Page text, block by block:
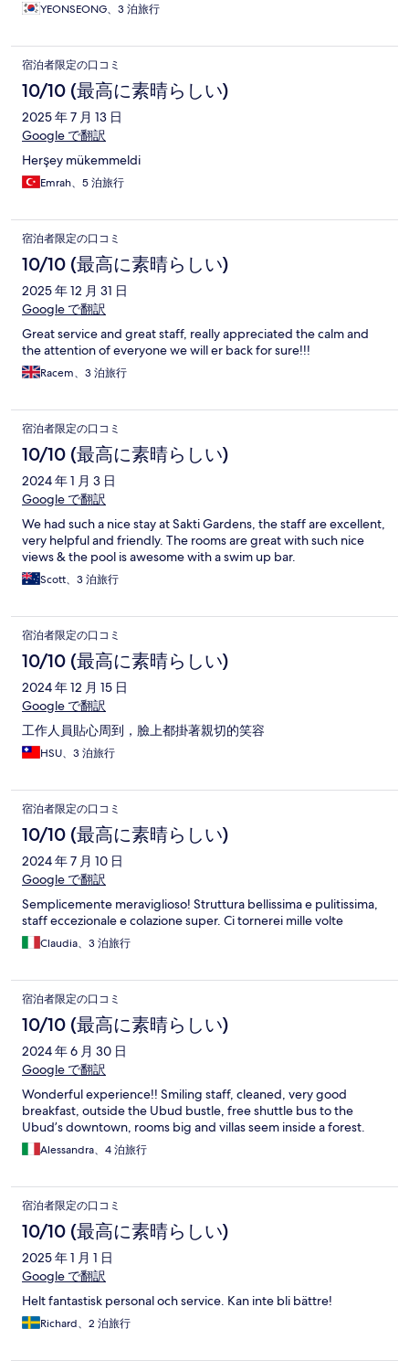
YEONSEONG、3 泊旅行
宿泊者限定の口コミ
10/10 (最高に素晴らしい)
2025 年 7 月 13 日
Google で翻訳
Herşey mükemmeldi
Emrah、5 泊旅行
宿泊者限定の口コミ
10/10 (最高に素晴らしい)
2025 年 12 月 31 日
Google で翻訳
Great service and great staff, really appreciated the calm and
the attention of everyone we will er back for sure!!!
Racem、3 泊旅行
宿泊者限定の口コミ
10/10 (最高に素晴らしい)
2024 年 1 月 3 日
Google で翻訳
We had such a nice stay at Sakti Gardens, the staff are excellent,
very helpful and friendly. The rooms are great with such nice
views & the pool is awesome with a swim up bar.
Scott、3 泊旅行
宿泊者限定の口コミ
10/10 (最高に素晴らしい)
2024 年 12 月 15 日
Google で翻訳
工作人員貼心周到，臉上都掛著親切的笑容
HSU、3 泊旅行
宿泊者限定の口コミ
10/10 (最高に素晴らしい)
2024 年 7 月 10 日
Google で翻訳
Semplicemente meraviglioso! Struttura bellissima e pulitissima,
staff eccezionale e colazione super. Ci tornerei mille volte
Claudia、3 泊旅行
宿泊者限定の口コミ
10/10 (最高に素晴らしい)
2024 年 6 月 30 日
Google で翻訳
Wonderful experience!! Smiling staff, cleaned, very good
breakfast, outside the Ubud bustle, free shuttle bus to the
Ubud’s downtown, rooms big and villas seem inside a forest.
Alessandra、4 泊旅行
宿泊者限定の口コミ
10/10 (最高に素晴らしい)
2025 年 1 月 1 日
Google で翻訳
Helt fantastisk personal och service. Kan inte bli bättre!
Richard、2 泊旅行